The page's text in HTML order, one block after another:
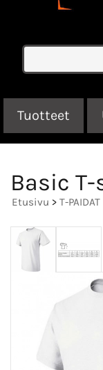
Tuotteet
Basic
Etusivu > T-PAIDAT